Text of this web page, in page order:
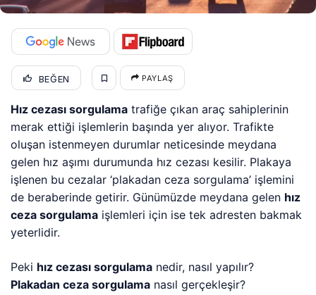
BEĞEN PAYLAŞ
Hız cezası sorgulama trafiğe çıkan araç sahiplerinin
merak ettiği işlemlerin başında yer alıyor. Trafikte
oluşan istenmeyen durumlar neticesinde meydana
gelen hız aşımı durumunda hız cezası kesilir. Plakaya
işlenen bu cezalar ‘plakadan ceza sorgulama’ işlemini
de beraberinde getirir. Günümüzde meydana gelen hız
ceza sorgulama işlemleri için ise tek adresten bakmak
yeterlidir.
Peki hız cezası sorgulama nedir, nasıl yapılır?
Plakadan ceza sorgulama nasıl gerçekleşir?